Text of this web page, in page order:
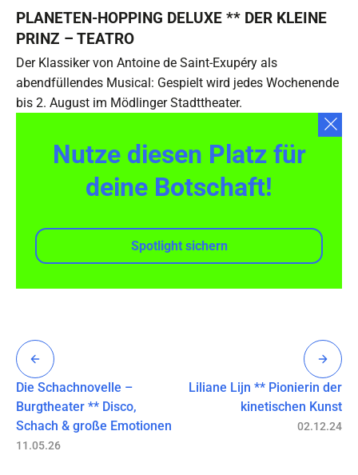
PLANETEN-HOPPING DELUXE ** DER KLEINE
PRINZ – TEATRO
Der Klassiker von Antoine de Saint-Exupéry als
abendfüllendes Musical: Gespielt wird jedes Wochenende
bis 2. August im Mödlinger Stadttheater.
Nutze diesen Platz für
deine Botschaft!
Spotlight sichern
Die Schachnovelle –
Burgtheater ** Disco,
Schach & große Emotionen
11.05.26
Liliane Lijn ** Pionierin der
kinetischen Kunst
02.12.24